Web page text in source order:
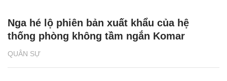
QUÂN SỰ
Nga hé lộ phiên bản xuất khẩu của hệ
thống phòng không tầm ngắn Komar